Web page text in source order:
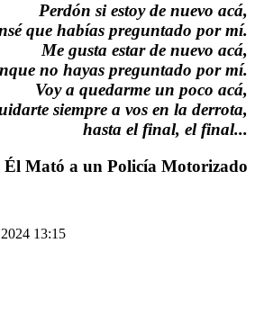
Perdón si estoy de nuevo acá,
que habías preguntado por mí.
Me gusta estar de nuevo acá,
no hayas preguntado por mí.
Voy a quedarme un poco acá,
siempre a vos en la derrota,
hasta el final, el final...
Él Mató a un Policía Motorizado
13:15